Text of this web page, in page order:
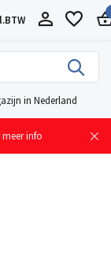
BTW
in Nederland
info